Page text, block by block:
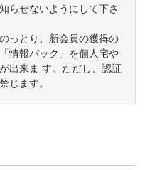
らせないようにして下さ
っとり、新会員の獲得の
情報パック」を個人宅や
出来ま す。ただし、認証
じます。